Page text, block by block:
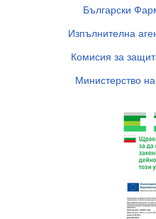
Български
Изпълнителна
Комисия за
Министерство